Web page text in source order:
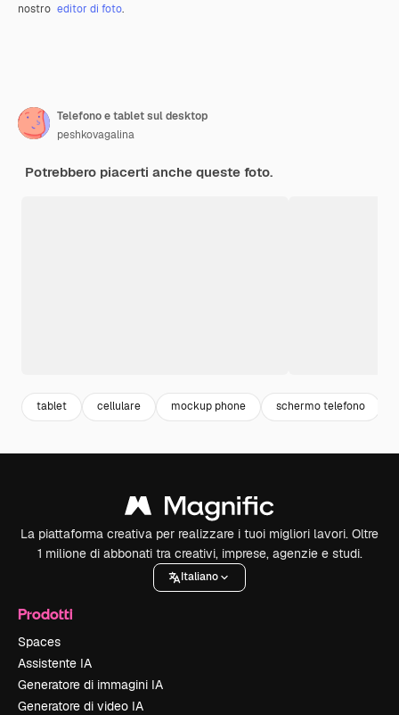
nostro editor di foto.
Telefono e tablet sul desktop
peshkovagalina
Potrebbero piacerti anche queste foto.
tablet cellulare mockup phone schermo telefono
La piattaforma creativa per realizzare i tuoi migliori lavori. Oltre
1 milione di abbonati tra creativi, imprese, agenzie e studi.
Italiano
Prodotti
Spaces
Assistente IA
Generatore di immagini IA
Generatore di video IA